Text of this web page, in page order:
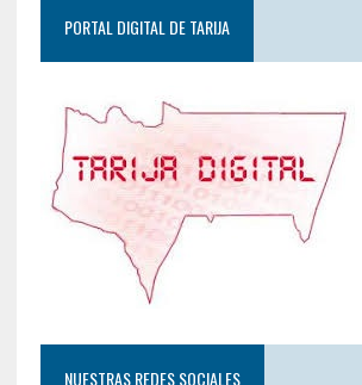
PORTAL DIGITAL DE TARIJA
NUESTRAS REDES SOCIALES